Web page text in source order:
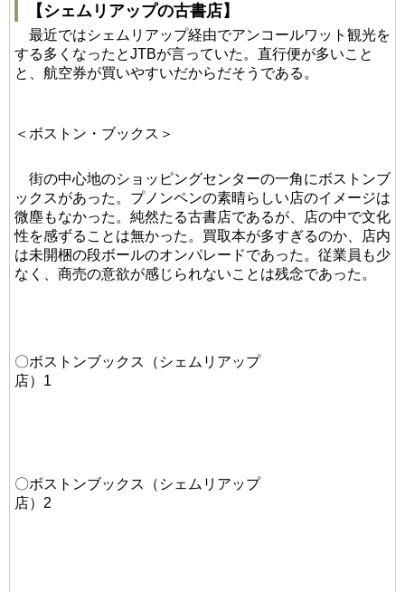
【シェムリアップの古書店】
最近ではシェムリアップ経由でアンコールワット観光を
する多くなったとJTBが言っていた。直行便が多いこと
と、航空券が買いやすいだからだそうである。
＜ボストン・ブックス＞
街の中心地のショッピングセンターの一角にボストンブ
ックスがあった。プノンペンの素晴らしい店のイメージは
微塵もなかった。純然たる古書店であるが、店の中で文化
性を感ずることは無かった。買取本が多すぎるのか、店内
は未開梱の段ボールのオンパレードであった。従業員も少
なく、商売の意欲が感じられないことは残念であった。
〇ボストンブックス（シェムリアップ
店）1
〇ボストンブックス（シェムリアップ
店）2